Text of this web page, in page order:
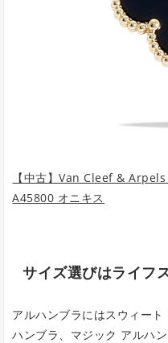
【中古】Van Cleef &
A45800 オニキス
サイズ選びはライフ
アルハンブラにはスウィー
ハンブラ、マジック アルハ